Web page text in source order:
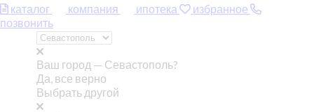
каталог компания ипотека
избранное
позвонить
Ваш город — Севастополь?
Да, все верно
Выбрать другой